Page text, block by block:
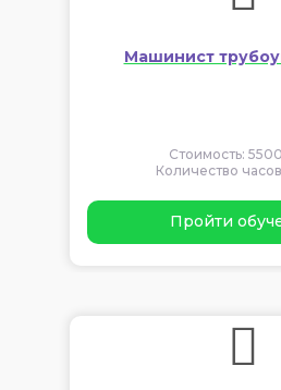
Машинист
Стоимость:
Количество
Пройти